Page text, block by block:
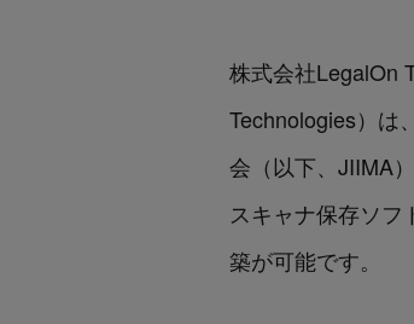
株式会社LegalOn
Technologies）は
会（以下、JIIMA
スキャナ保存ソ
築が可能です。